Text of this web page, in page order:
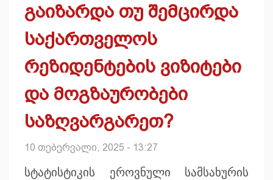
გაიზარდა თუ შემცირდა
საქართველოს
რეზიდენტების ვიზიტები
და მოგზაურობები
საზღვარგარეთ?
10 თებერვალი, 2025 - 13:27
სტატისტიკის ეროვნული სამსახურის